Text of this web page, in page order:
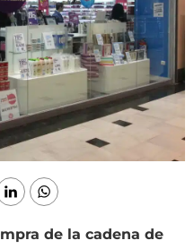
de la cadena de